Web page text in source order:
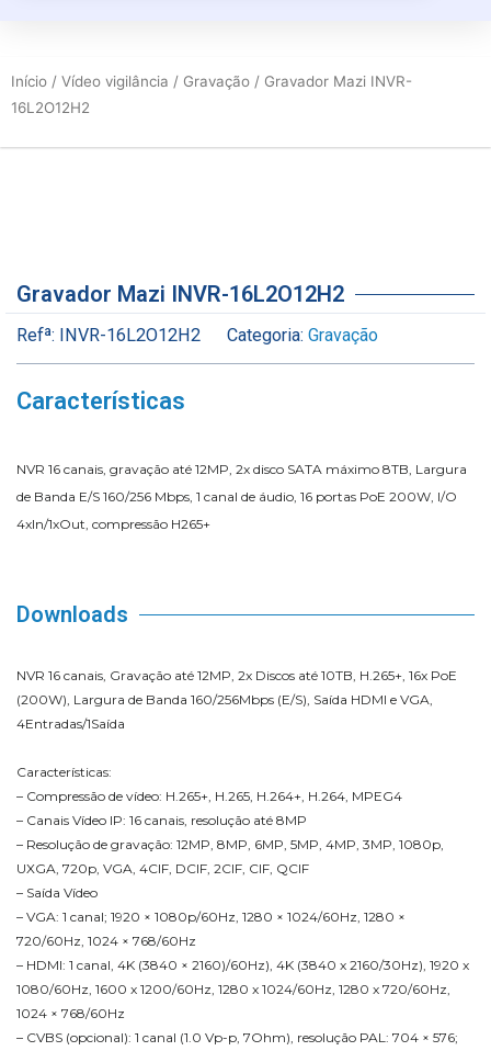
Início / Vídeo vigilância / Gravação / Gravador Mazi INVR-
16L2O12H2
Gravador Mazi INVR-16L2O12H2
Refª: INVR-16L2O12H2 Categoria: Gravação
Características
NVR 16 canais, gravação até 12MP, 2x disco SATA máximo 8TB, Largura
de Banda E/S 160/256 Mbps, 1 canal de áudio, 16 portas PoE 200W, I/O
4xIn/1xOut, compressão H265+
Downloads
NVR 16 canais, Gravação até 12MP, 2x Discos até 10TB, H.265+, 16x PoE
(200W), Largura de Banda 160/256Mbps (E/S), Saída HDMI e VGA,
4Entradas/1Saída
Características:
– Compressão de vídeo: H.265+, H.265, H.264+, H.264, MPEG4
– Canais Vídeo IP: 16 canais, resolução até 8MP
– Resolução de gravação: 12MP, 8MP, 6MP, 5MP, 4MP, 3MP, 1080p,
UXGA, 720p, VGA, 4CIF, DCIF, 2CIF, CIF, QCIF
– Saída Vídeo
– VGA: 1 canal; 1920 × 1080p/60Hz, 1280 × 1024/60Hz, 1280 ×
720/60Hz, 1024 × 768/60Hz
– HDMI: 1 canal, 4K (3840 × 2160)/60Hz), 4K (3840 x 2160/30Hz), 1920 x
1080/60Hz, 1600 x 1200/60Hz, 1280 x 1024/60Hz, 1280 x 720/60Hz,
1024 × 768/60Hz
– CVBS (opcional): 1 canal (1.0 Vp-p, 7Ohm), resolução PAL: 704 × 576;